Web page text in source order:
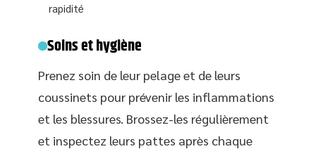
rapidité
Soins et hygiène
Prenez soin de leur pelage et de leurs
coussinets pour prévenir les inflammations
et les blessures. Brossez-les régulièrement
et inspectez leurs pattes après chaque